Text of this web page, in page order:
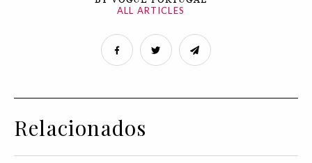
ALL ARTICLES
Relacionados